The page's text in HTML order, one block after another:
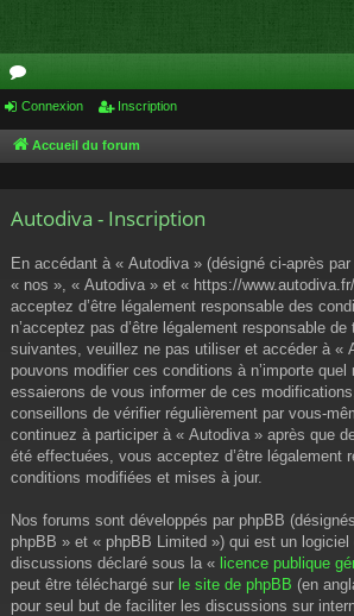
or
u
s
Connexion Inscription
Accueil du forum
Autodiva - Inscription
En accédant à « Autodiva » (désigné ci-après par
« nos », « Autodiva » et « https://
acceptez d’être légalement responsable des
n’acceptez pas d’être légalement responsable
suivantes, veuillez ne pas utiliser et accéder à «
pouvons modifier ces conditions à n’importe quel
essaierons de vous informer de ces
conseillons de vérifier régulièrement par vous-
continuez à participer à « Autodiva » après que
été effectuées, vous acceptez d’être légalement
conditions modifiées et mises à jour.
Nos forums sont développés par phpBB
phpBB » et « phpBB Limited ») qui est un logiciel
discussions déclaré sous la « licence publique
peut être téléchargé sur le site de phpBB (en
pour seul but de faciliter les discussions sur